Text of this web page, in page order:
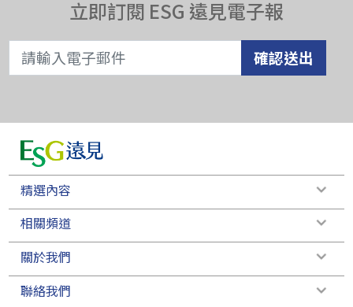
立即訂閱 ESG 遠見電子報
確認送出
精選內容
相關頻道
關於我們
聯絡我們